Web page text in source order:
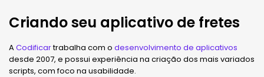
Criando seu aplicativo de fretes
ACodificartrabalha com o desenvolvimento de aplicativos
desde 2007, e possui experiência na criação dos mais variados
scripts, com foco na usabilidade.